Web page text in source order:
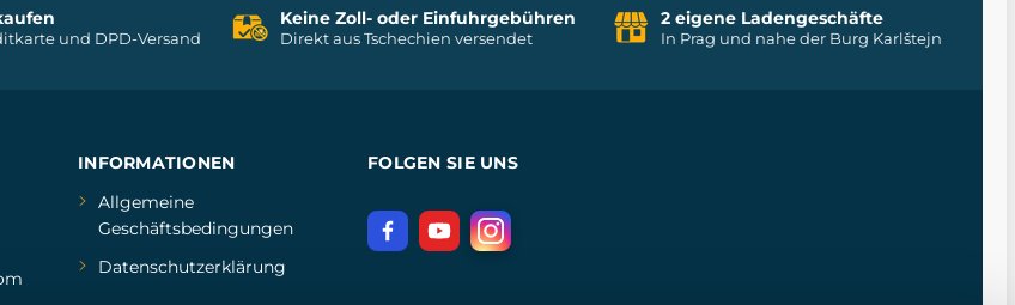
und DPD-Versand
Keine Zoll- oder Einfuhrgebühren
Direkt aus Tschechien versendet
2 eigene Ladengeschäfte
In Prag und nahe der Burg Karlštejn
INFORMATIONEN
Allgemeine
Geschäftsbedingungen
Datenschutzerklärung
FOLGEN SIE UNS